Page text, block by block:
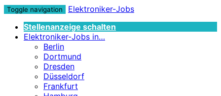
Toggle navigation
Elektroniker-Jobs
Stellenanzeige schalten
Elektroniker-Jobs in…
Berlin
Dortmund
Dresden
Düsseldorf
Frankfurt